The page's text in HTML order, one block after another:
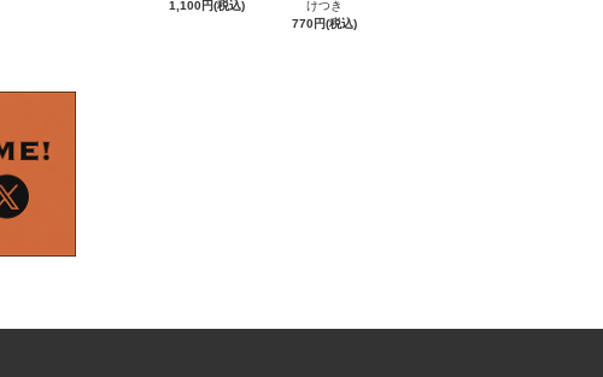
1,100円(税込)
けつき
770円(税込)